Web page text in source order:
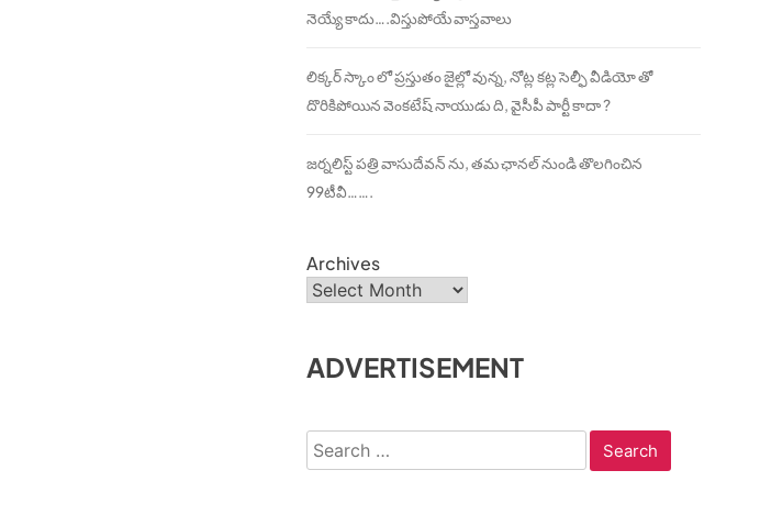
నెయ్యే కాదు….విస్తుపోయే వాస్తవాలు
లిక్కర్ స్కాం లో ప్రస్తుతం జైల్లో వున్న, నోట్ల కట్ల సెల్ఫీ వీడియో తో
దొరికిపోయిన వెంకటేష్ నాయుడు ది, వైసీపీ పార్టీ కాదా ?
జర్నలిస్ట్ పత్రి వాసుదేవన్ ను, తమ ఛానల్ నుండి తొలగించిన
99టీవీ…….
Archives
ADVERTISEMENT
Search
for: